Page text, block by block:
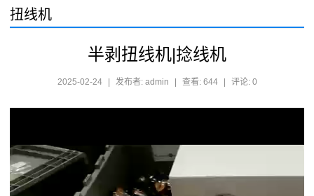
扭线机
半剥扭线机|捻线机
2025-02-24 | 发布者: admin | 查看: 644 | 评论: 0